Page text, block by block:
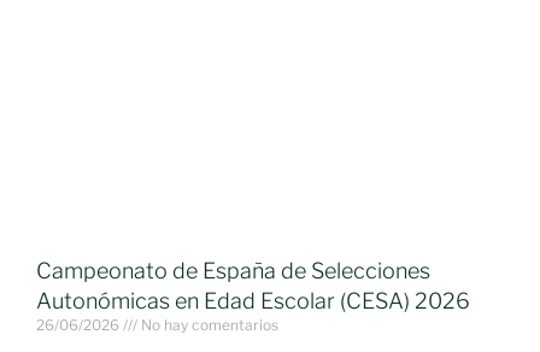
Campeonato de España de Selecciones
Autonómicas en Edad Escolar (CESA) 2026
26/06/2026 No hay comentarios